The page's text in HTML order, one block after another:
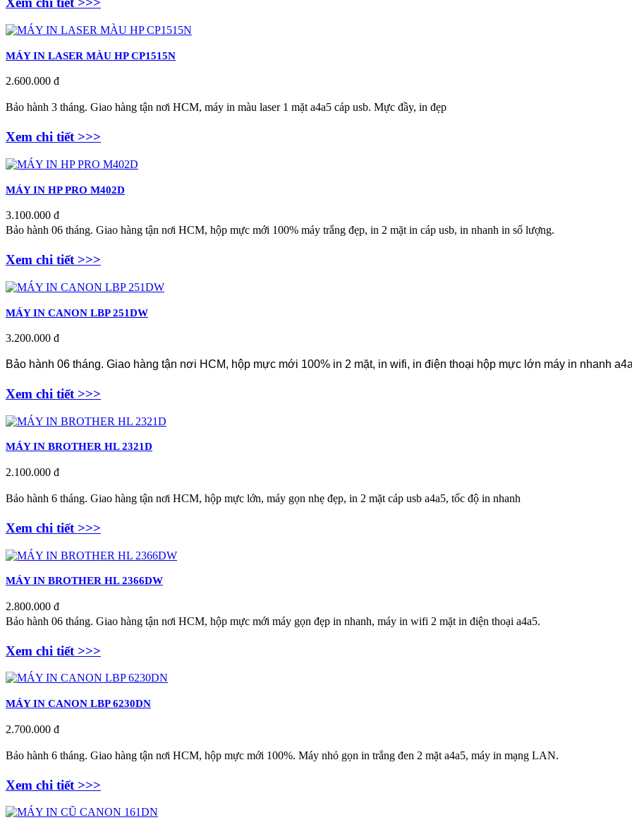
MÁY IN LASER MÀU HP CP1515N
2.600.000 đ
Bảo hành 3 tháng. Giao hàng tận nơi HCM, máy in màu laser 1 mặt a4a5 cáp usb. Mực đầy, in đẹp
Xem chi tiết >>>
MÁY IN HP PRO M402D
3.100.000 đ
Bảo hành 06 tháng. Giao hàng tận nơi HCM, hộp mực mới 100% máy trắng đẹp, in 2 mặt in cáp usb, in nhanh in số lượng.
Xem chi tiết >>>
MÁY IN CANON LBP 251DW
3.200.000 đ
Bảo hành 06 tháng. Giao hàng tận nơi HCM, hộp mực mới 100% in 2 mặt, in wifi, in điện thoại hộp mực lớn máy in nhanh
Xem chi tiết >>>
MÁY IN BROTHER HL 2321D
2.100.000 đ
Bảo hành 6 tháng. Giao hàng tận nơi HCM, hộp mực lớn, máy gọn nhẹ đẹp, in 2 mặt cáp usb a4a5, tốc độ in nhanh
Xem chi tiết >>>
MÁY IN BROTHER HL 2366DW
2.800.000 đ
Bảo hành 06 tháng. Giao hàng tận nơi HCM, hộp mực mới máy gọn đẹp in nhanh, máy in wifi 2 mặt in điện thoại a4a5.
Xem chi tiết >>>
MÁY IN CANON LBP 6230DN
2.700.000 đ
Bảo hành 6 tháng. Giao hàng tận nơi HCM, hộp mực mới 100%. Máy nhỏ gọn in trắng đen 2 mặt a4a5, máy in mạng LAN.
Xem chi tiết >>>